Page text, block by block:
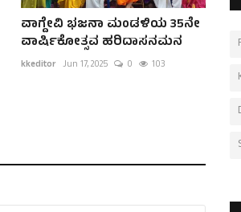
ವಾಗ್ದೇವಿ ಭಜನಾ ಮಂಡಳಿಯ 35ನೇ
ವಾರ್ಷಿಕೋತ್ಸವ ಹರಿದಾಸನಮನ
kkeditor Jun 17, 2025 0 103